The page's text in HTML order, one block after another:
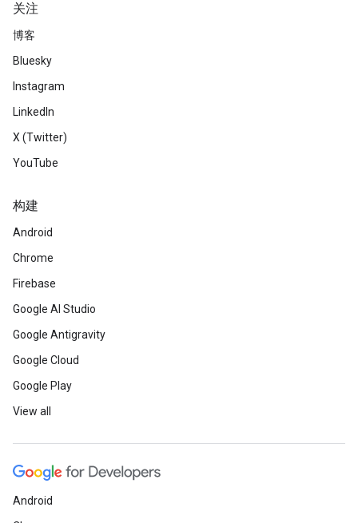
关注
博客
Bluesky
Instagram
LinkedIn
X (Twitter)
YouTube
构建
Android
Chrome
Firebase
Google AI Studio
Google Antigravity
Google Cloud
Google Play
View all
Android